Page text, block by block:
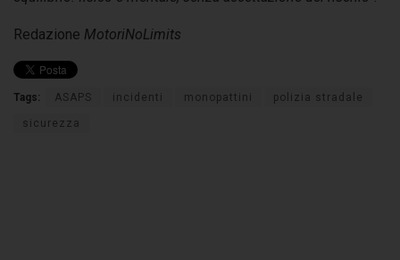
Redazione MotoriNoLimits
Tags: ASAPS incidenti monopattini polizia stradale
sicurezza